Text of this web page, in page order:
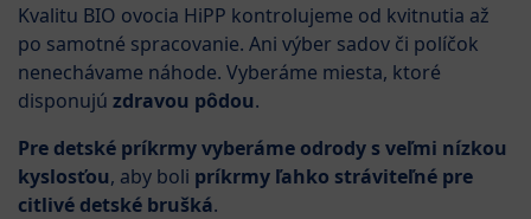
Kvalitu BIO ovocia HiPP kontrolujeme od kvitnutia až
po samotné spracovanie. Ani výber sadov či políčok
nenechávame náhode. Vyberáme miesta, ktoré
disponujú zdravou pôdou.
Pre detské príkrmy vyberáme odrody s veľmi nízkou
kyslosťou, aby boli príkrmy ľahko stráviteľné pre
citlivé detské brušká.